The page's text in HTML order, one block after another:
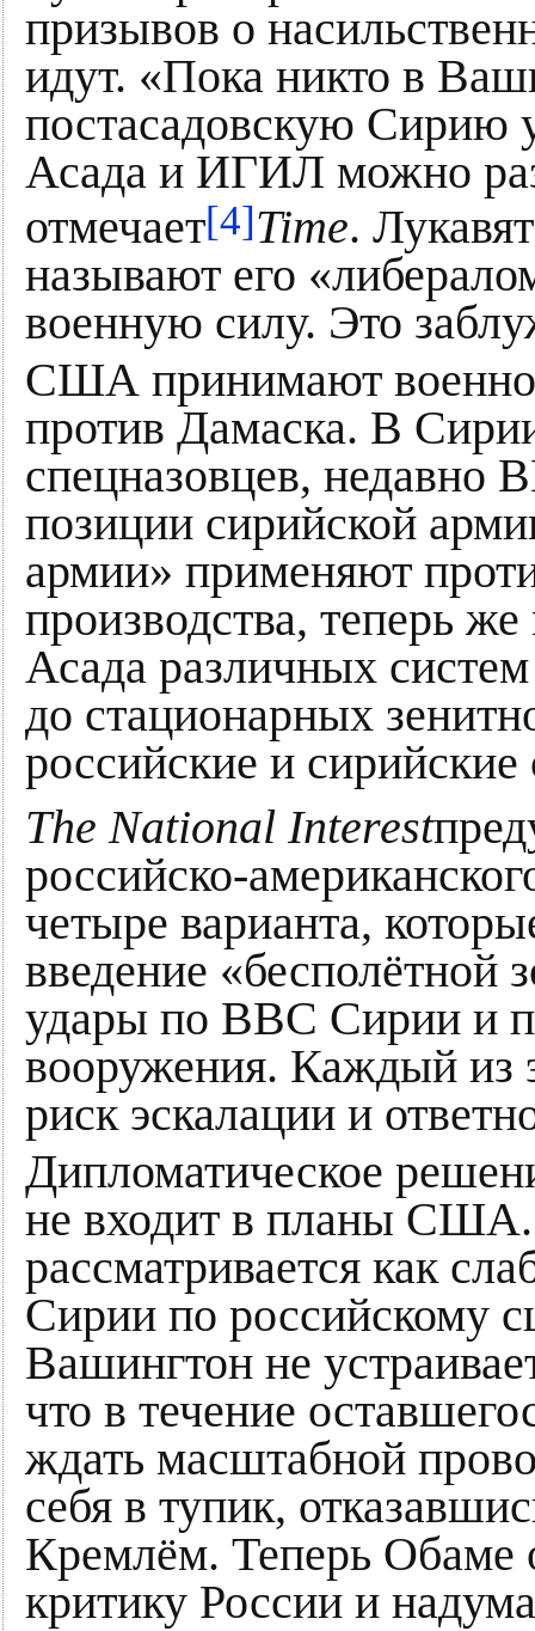
призывов о
идут. «Пока никто в
постасадовскую Сирию
Асада и ИГИЛ можно
отмечает[4]Time.
называют его
военную силу. Это
США принимают
против Дамаска. В
спецназовцев,
позиции сирийской
армии» применяют
производства, теперь
Асада различных
до стационарных
российские и
The National Interest
российско-
четыре варианта,
введение «бесполётной
удары по ВВС Сирии и
вооружения. Каждый из
риск эскалации и
Дипломатическое
не входит в планы
рассматривается как
Сирии по российскому
Вашингтон не
что в течение
ждать масштабной
себя в тупик,
Кремлём. Теперь Обаме
критику России и